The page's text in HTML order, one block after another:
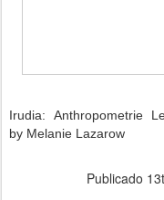
Irudia:Anthropometrie
by Melanie Lazarow
Publicado